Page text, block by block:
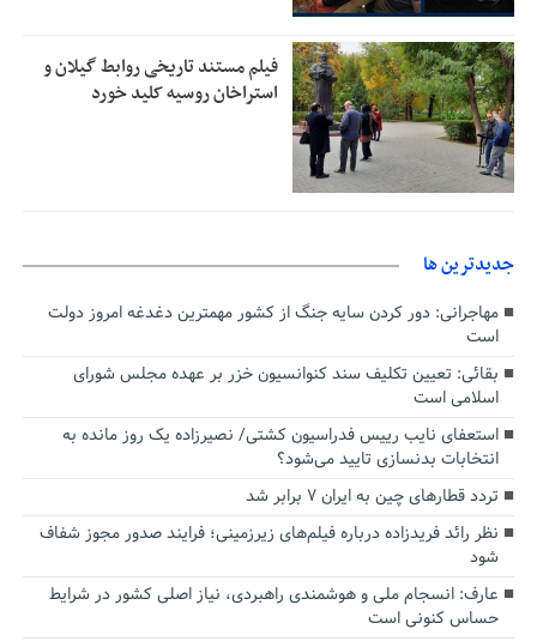
فیلم مستند تاریخی روابط گیلان و
استراخان روسیه کلید خورد
جديدترين ها
مهاجرانی: دور کردن سایه جنگ از کشور مهمترین دغدغه امروز دولت
است
بقائی: تعیین تکلیف سند کنوانسیون خزر بر عهده مجلس شورای
اسلامی است
استعفای نایب رییس فدراسیون کشتی/ نصیرزاده یک روز مانده به
انتخابات بدنسازی تایید می‌شود؟
تردد قطارهای چین به ایران ۷ برابر شد
نظر رائد فریدزاده درباره فیلم‌های زیرزمینی؛ فرایند صدور مجوز شفاف
شود
عارف: انسجام ملی و هوشمندی راهبردی، نیاز اصلی کشور در شرایط
حساس کنونی است